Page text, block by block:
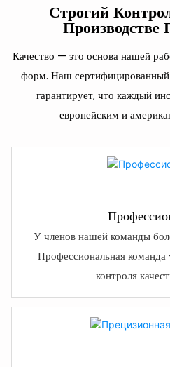
Строгий
Качество — это основа нашей
форм. Наш сертифицированный
гарантирует, что каждый
европейским и
У членов нашей команды
Профессиональная
контроля